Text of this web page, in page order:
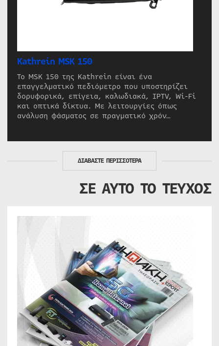
Kathrein MSK 150
Το MSK 150 της Kathrein είναι ένα
επαγγελματικό πεδιόμετρο που υποστηρίζει
δορυφορικά, επίγεια, καλωδιακά, IPTV, Wi-Fi
και οπτικά δίκτυα. Με λειτουργίες όπως
ανάλυση φάσματος σε πραγματικό χρόν…
ΔΙΑΒΑΣΤΕ ΠΕΡΙΣΣΟΤΕΡΑ
ΣΕ ΑΥΤΟ ΤΟ ΤΕΥΧΟΣ